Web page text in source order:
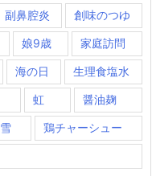
副鼻腔炎 創味のつゆ
娘9歳 家庭訪問
海の日 生理食塩水
虹 醤油麹
雪 鶏チャーシュー